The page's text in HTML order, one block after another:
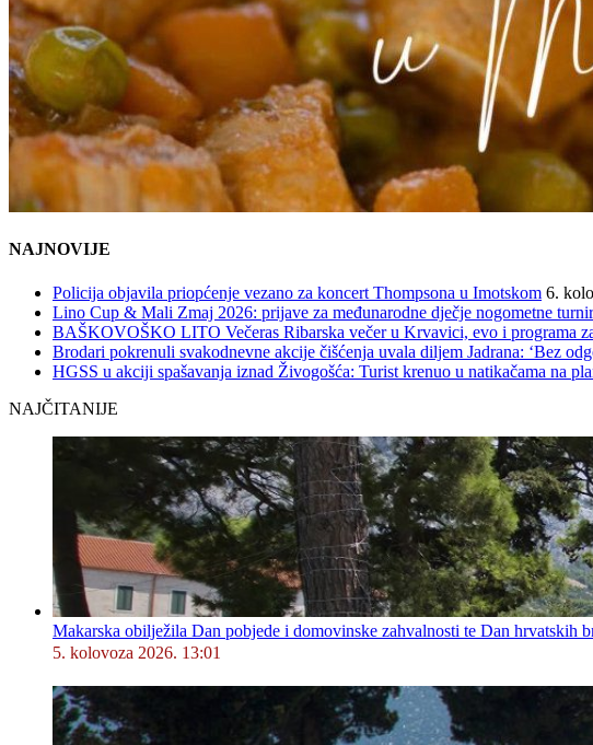
NAJNOVIJE
Policija objavila priopćenje vezano za koncert Thompsona u Imotskom 6.
Lino Cup & Mali Zmaj 2026: prijave za međunarodne dječje nogometne
BAŠKOVOŠKO LITO Večeras Ribarska večer u Krvavici, evo i programa
Brodari pokrenuli svakodnevne akcije čišćenja uvala diljem Jadrana: ‘Bez
HGSS u akciji spašavanja iznad Živogošća: Turist krenuo u natikačama na
NAJČITANIJE
Makarska obilježila Dan pobjede i domovinske zahvalnosti te Dan hrvatskih
5. kolovoza 2026. 13:01